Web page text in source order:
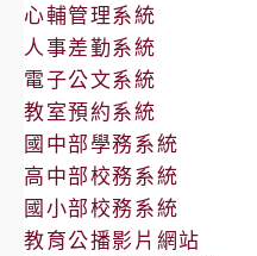
心輔管理系統
人事差勤系統
電子公文系統
教室預約系統
國中部學務系統
高中部校務系統
國小部校務系統
教育公播影片網站